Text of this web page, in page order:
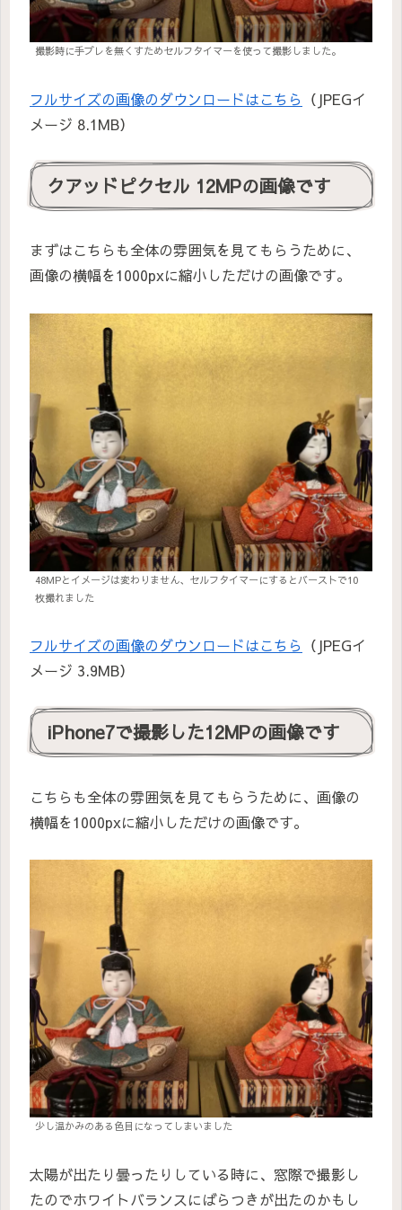
撮影時に手ブレを無くすためセルフタイマーを使って撮影しました。
フルサイズの画像のダウンロードはこちら （JPEGイ
メージ 8.1MB）
クアッドピクセル 12MPの画像です
まずはこちらも全体の雰囲気を見てもらうために、
画像の横幅を1000pxに縮小しただけの画像です。
48MPとイメージは変わりません、セルフタイマーにするとバーストで10
枚撮れました
フルサイズの画像のダウンロードはこちら （JPEGイ
メージ 3.9MB）
iPhone7で撮影した12MPの画像です
こちらも全体の雰囲気を見てもらうために、画像の
横幅を1000pxに縮小しただけの画像です。
少し温かみのある色目になってしまいました
太陽が出たり曇ったりしている時に、窓際で撮影し
たのでホワイトバランスにばらつきが出たのかもし